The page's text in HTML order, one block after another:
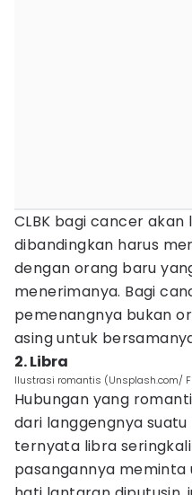
CLBK bagi cancer
dibandingkan harus
dengan orang baru
menerimanya. Bagi
pemenangnya bukan
asing untuk
2. Libra
Ilustrasi romantis (Unsplash.com/
Hubungan yang
dari langgengnya
ternyata libra
pasangannya meminta